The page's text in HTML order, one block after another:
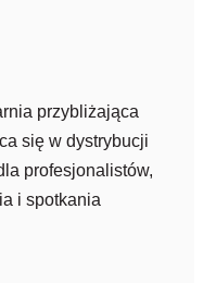
przybliżająca
się w dystrybucji
profesjonalistów,
i spotkania